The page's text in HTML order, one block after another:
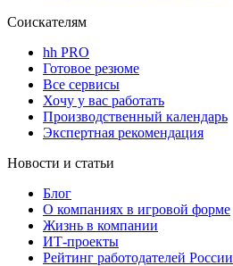
Соискателям
hh PRO
Готовое резюме
Все сервисы
Хочу у вас работать
Производственный календарь
Экспертная рекомендация
Новости и статьи
Блог
О компаниях в игровой форме
Жизнь в компании
ИТ-проекты
Рейтинг работодателей России